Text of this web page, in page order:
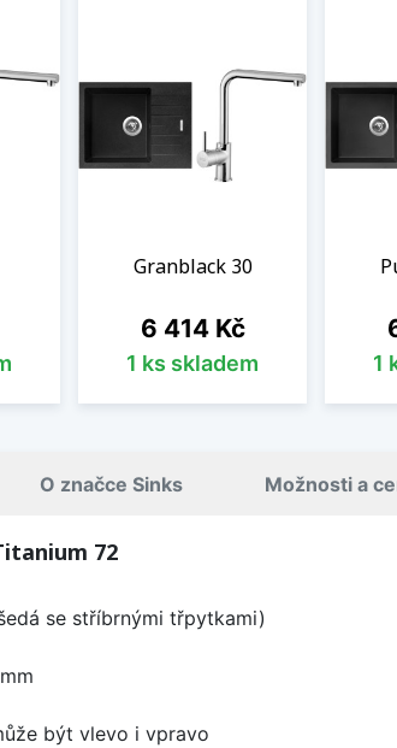
Granblack 30
Cena
6 414 Kč
1 ks skladem 1
O značce Sinks Možnosti a
72
se stříbrnými třpytkami)
být vlevo i vpravo